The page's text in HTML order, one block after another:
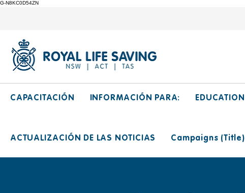
G-N8KC0D54ZN
CAPACITACIÓN INFORMACIÓN PARA: EDUCATION
ACTUALIZACIÓN DE LAS NOTICIAS Campaigns (Title)